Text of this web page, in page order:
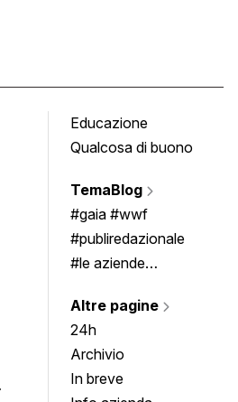
Educazione
Qualcosa di buono
TemaBlog
#gaia #wwf
#publiredazionale
#le aziende
Altre pagine
24h
Archivio
In breve